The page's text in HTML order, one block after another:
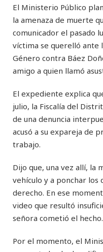
El Ministerio Público
la amenaza de muerte
comunicador el pasado
víctima se querelló ante
Género contra Báez
amigo a quien llamó
El expediente explica
julio, la Fiscalía del
de una denuncia
acusó a su expareja de
trabajo.
Dijo que, una vez allí, la
vehículo y a ponchar los
derecho. En ese
video que resultó
señora cometió el hecho.
Por el momento, el